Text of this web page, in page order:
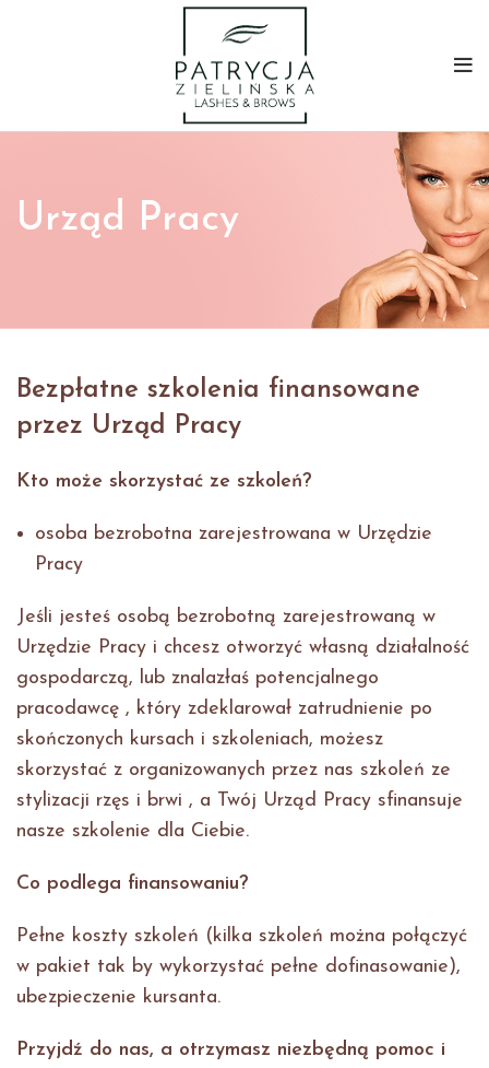
Urząd Pracy
Bezpłatne szkolenia finansowane
przez Urząd Pracy
Kto może skorzystać ze szkoleń?
osoba bezrobotna zarejestrowana w Urzędzie
Pracy
Jeśli jesteś osobą bezrobotną zarejestrowaną w
Urzędzie Pracy i chcesz otworzyć własną działalność
gospodarczą, lub znalazłaś potencjalnego
pracodawcę , który zdeklarował zatrudnienie po
skończonych kursach i szkoleniach, możesz
skorzystać z organizowanych przez nas szkoleń ze
stylizacji rzęs i brwi , a Twój Urząd Pracy sfinansuje
nasze szkolenie dla Ciebie.
Co podlega finansowaniu?
Pełne koszty szkoleń (kilka szkoleń można połączyć
w pakiet tak by wykorzystać pełne dofinasowanie),
ubezpieczenie kursanta.
Przyjdź do nas, a otrzymasz niezbędną pomoc i